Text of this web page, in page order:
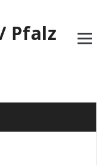
Pfalz